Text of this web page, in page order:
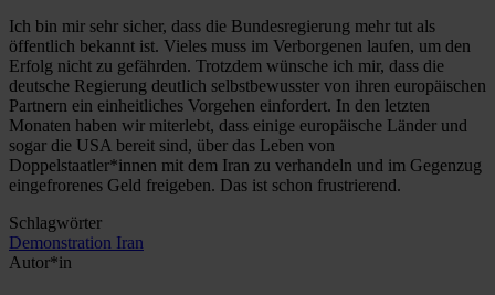
Ich bin mir sehr sicher, dass die Bundesregierung mehr tut als
öffentlich bekannt ist. Vieles muss im Verborgenen laufen, um den
Erfolg nicht zu gefährden. Trotzdem wünsche ich mir, dass die
deutsche Regierung deutlich selbstbewusster von ihren europäischen
Partnern ein einheitliches Vorgehen einfordert. In den letzten
Monaten haben wir miterlebt, dass einige europäische Länder und
sogar die USA bereit sind, über das Leben von
Doppelstaatler*innen mit dem Iran zu verhandeln und im Gegenzug
eingefrorenes Geld freigeben. Das ist schon frustrierend.
Schlagwörter
Demonstration Iran
Autor*in